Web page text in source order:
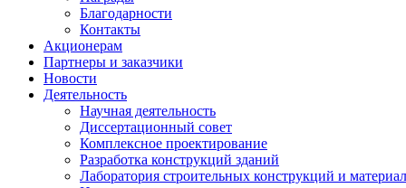
Благодарности
Контакты
Акционерам
Партнеры и заказчики
Новости
Деятельность
Научная деятельность
Диссертационный совет
Комплексное проектирование
Разработка конструкций зданий
Лаборатория строительных конструкций и